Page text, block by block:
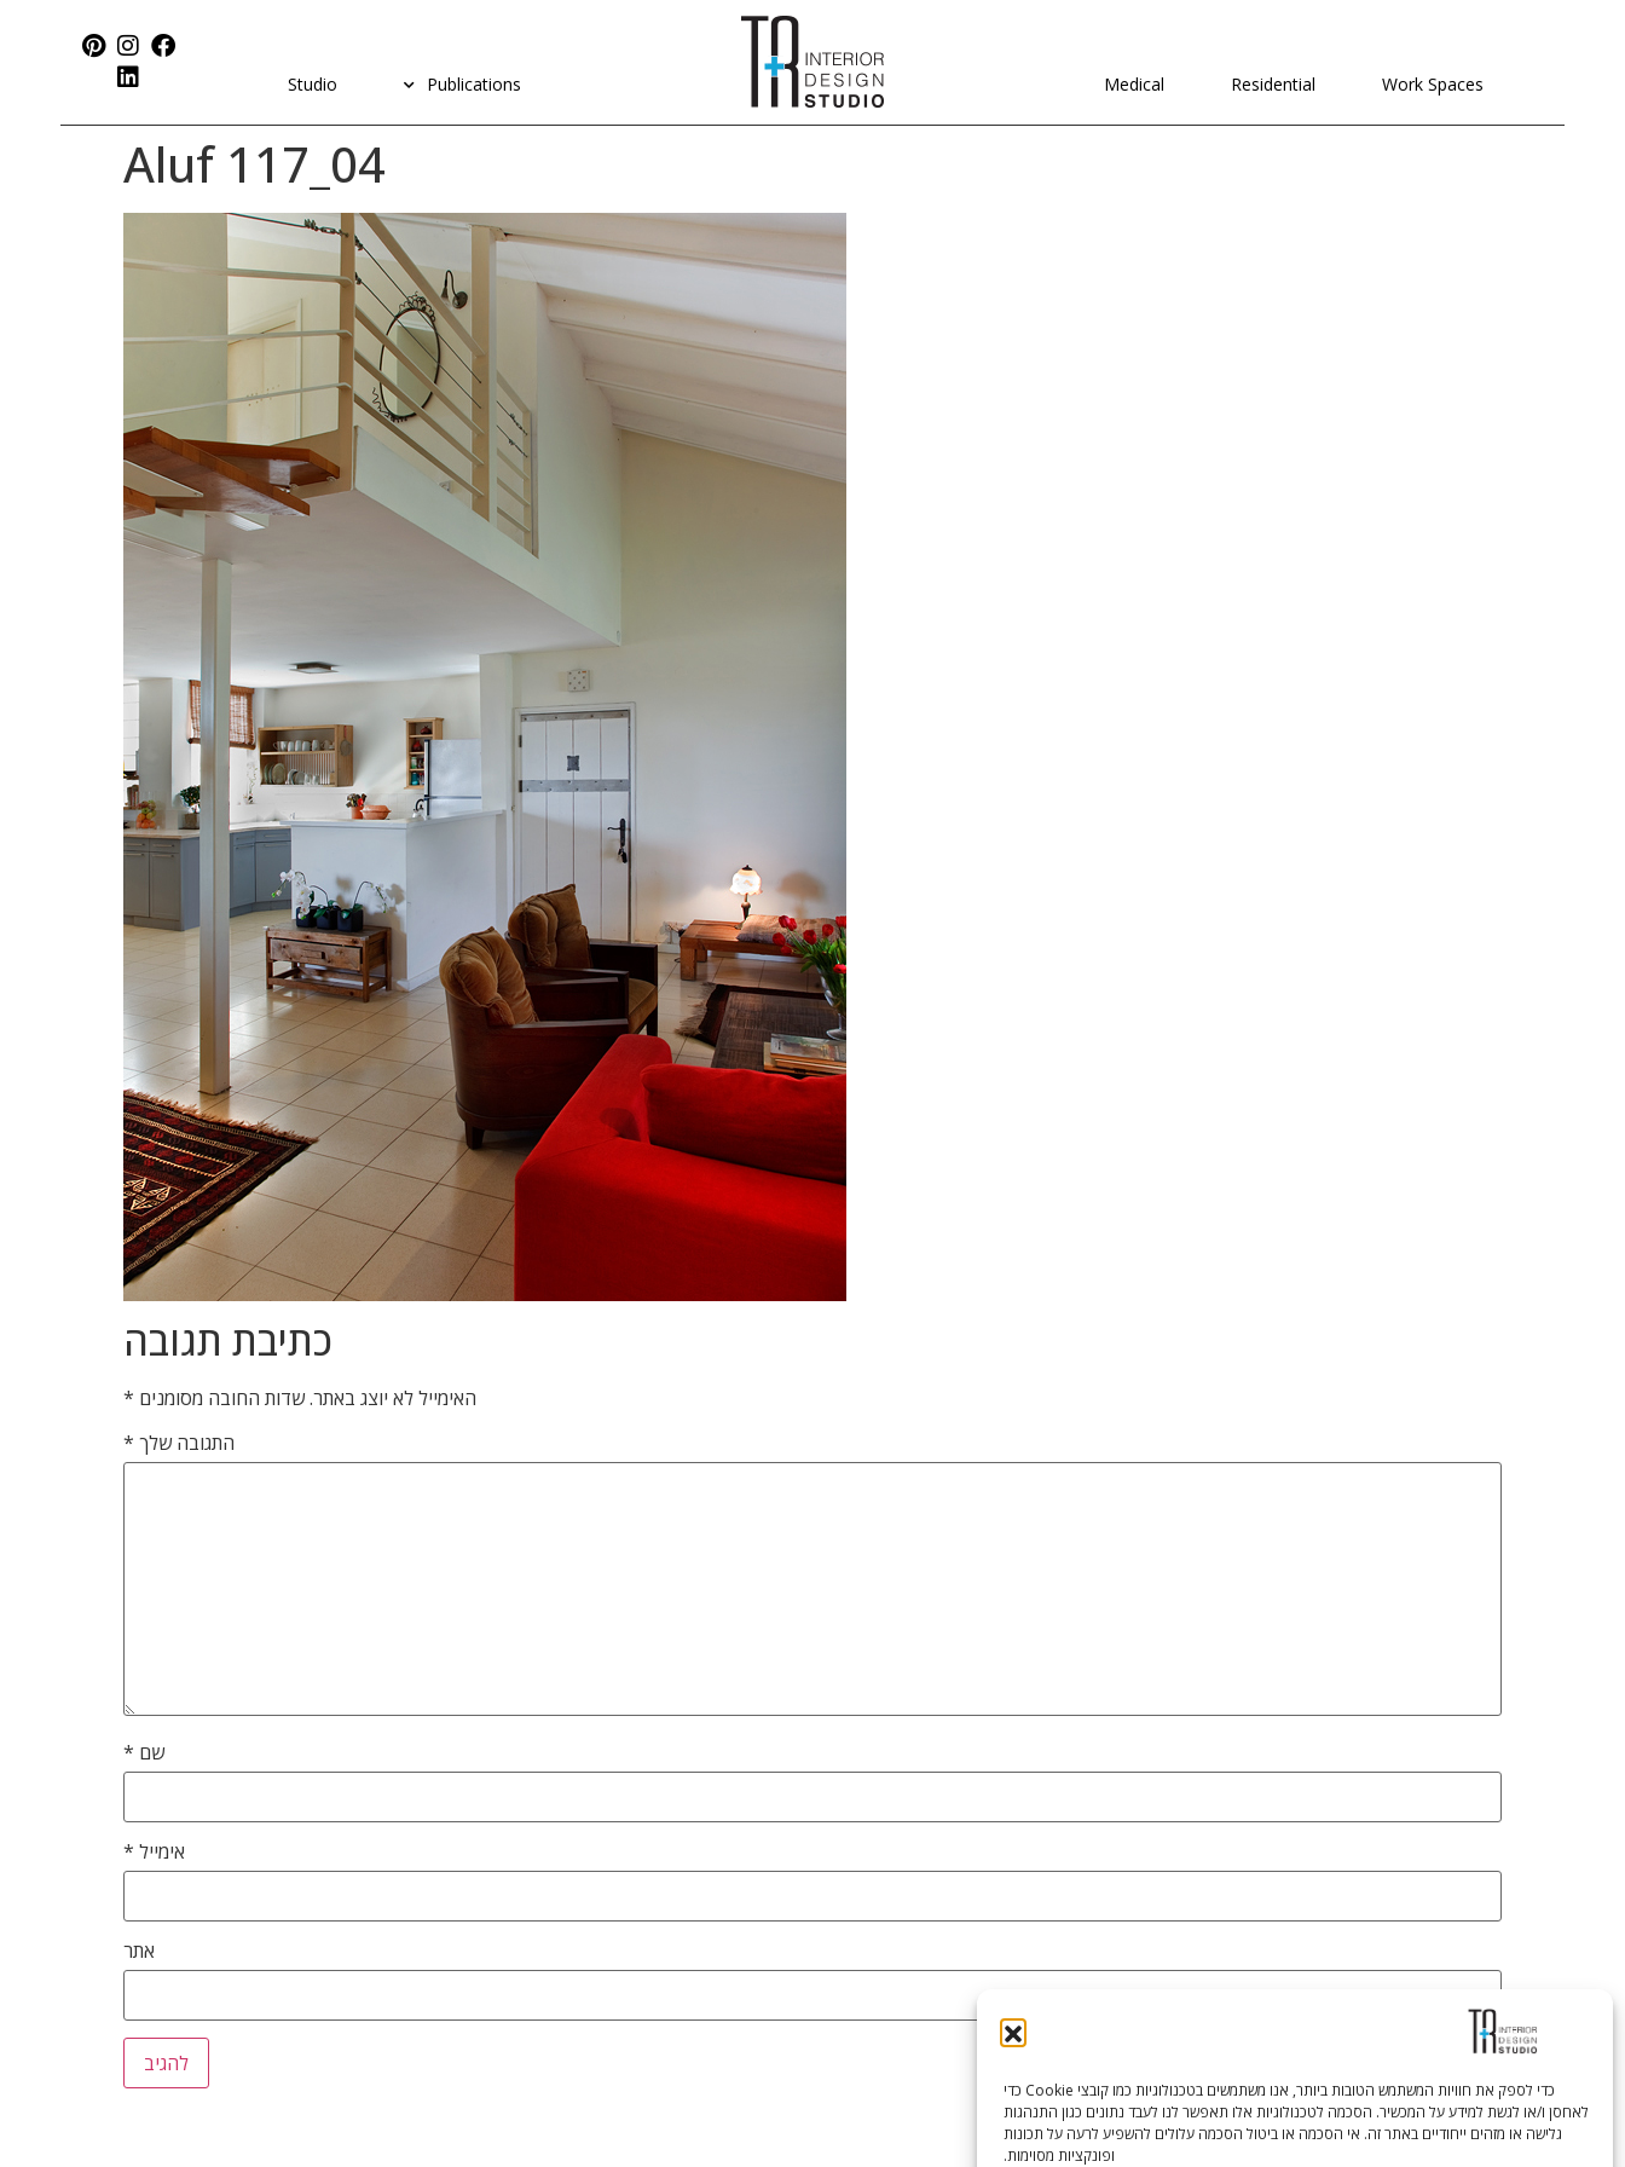
כדי לספק את חוויות המשתמש הטובות ביותר, אנו משתמשים בטכנולוגיות כמו קובצי Cookie כדי
לאחסן ו/או לגשת למידע על המכשיר. הסכמה לטכנולוגיות אלו תאפשר לנו לעבד נתונים כגון התנהגות
גלישה או מזהים ייחודיים באתר זה. אי הסכמה או ביטול הסכמה עלולים להשפיע לרעה על תכונות
ופונקציות מסוימות.
Work Spaces
Residential
Medical
Publications
Studio
Aluf 117_04
כתיבת תגובה
האימייל לא יוצג באתר.שדות החובה מסומנים *
התגובה שלך *
שם *
אימייל *
אתר